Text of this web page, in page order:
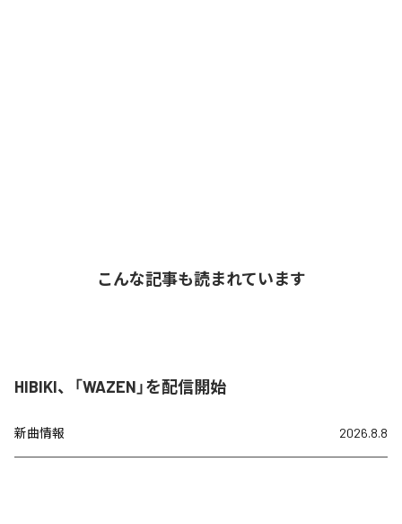
こんな記事も読まれています
HIBIKI、「WAZEN」を配信開始
新曲情報 2026.8.8